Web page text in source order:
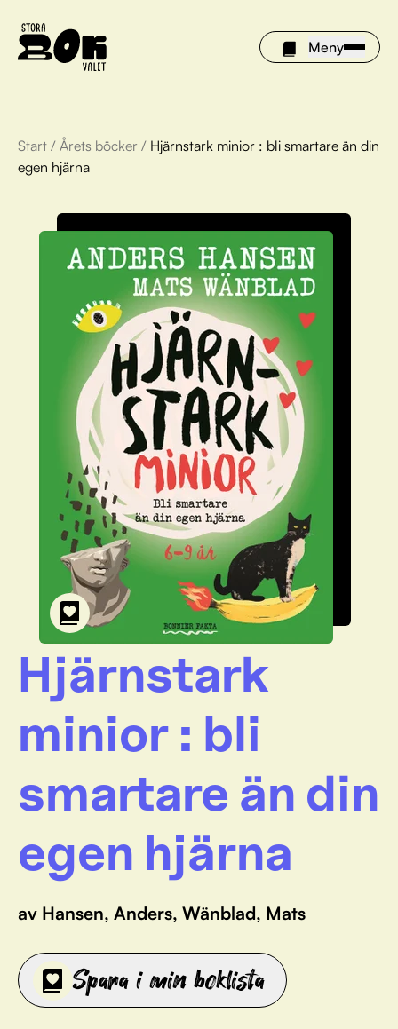
Meny
Årets böcker
Om Stora bokvalet
Olivia tipsar
Vinnare
FAQ
För bibliotek
Start / Årets böcker / Hjärnstark minior : bli smartare än din
egen hjärna
Hjärnstark
minior : bli
smartare än din
egen hjärna
av Hansen, Anders, Wänblad, Mats
Spara i min boklista